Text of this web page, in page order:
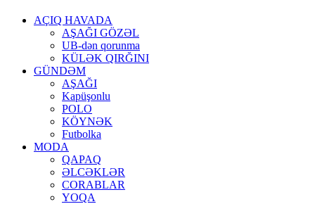
AÇIQ HAVADA
AŞAĞI GÖZƏL
UB-dən qorunma
KÜLƏK QIRĞINI
GÜNDƏM
AŞAĞI
Kapüşonlu
POLO
KÖYNƏK
Futbolka
MODA
QAPAQ
ƏLCƏKLƏR
CORABLAR
YOQA